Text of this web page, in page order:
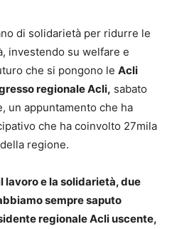
di solidarietà per ridurre le
investendo su welfare e
che si pongono le Acli
regionale Acli, sabato
un appuntamento che ha
che ha coinvolto 27mila
regione.
lavoro e la solidarietà, due
sempre saputo
regionale Acli uscente,